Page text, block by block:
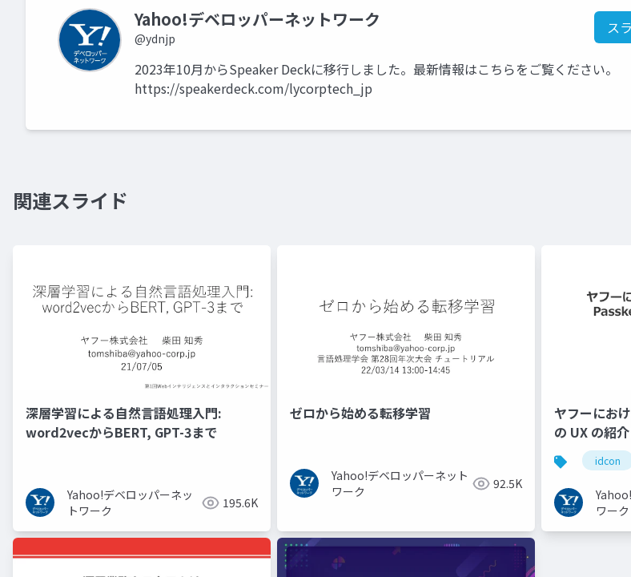
Yahoo!デベロッパーネットワーク
@ydnjp
ス
2023年10月からSpeaker Deckに移行しました。最新情報はこちらをご覧ください。
https://speakerdeck.com/lycorptech_jp
関連スライド
深層学習による自然言語処理入門:
word2vecからBERT, GPT-3まで
Yahoo!デベロッパーネッ
トワーク
195.6K
ゼロから始める転移学習
Yahoo!デベロッパーネット
ワーク
92.5K
ヤフーにお
の UX の紹
idcon
ワーク